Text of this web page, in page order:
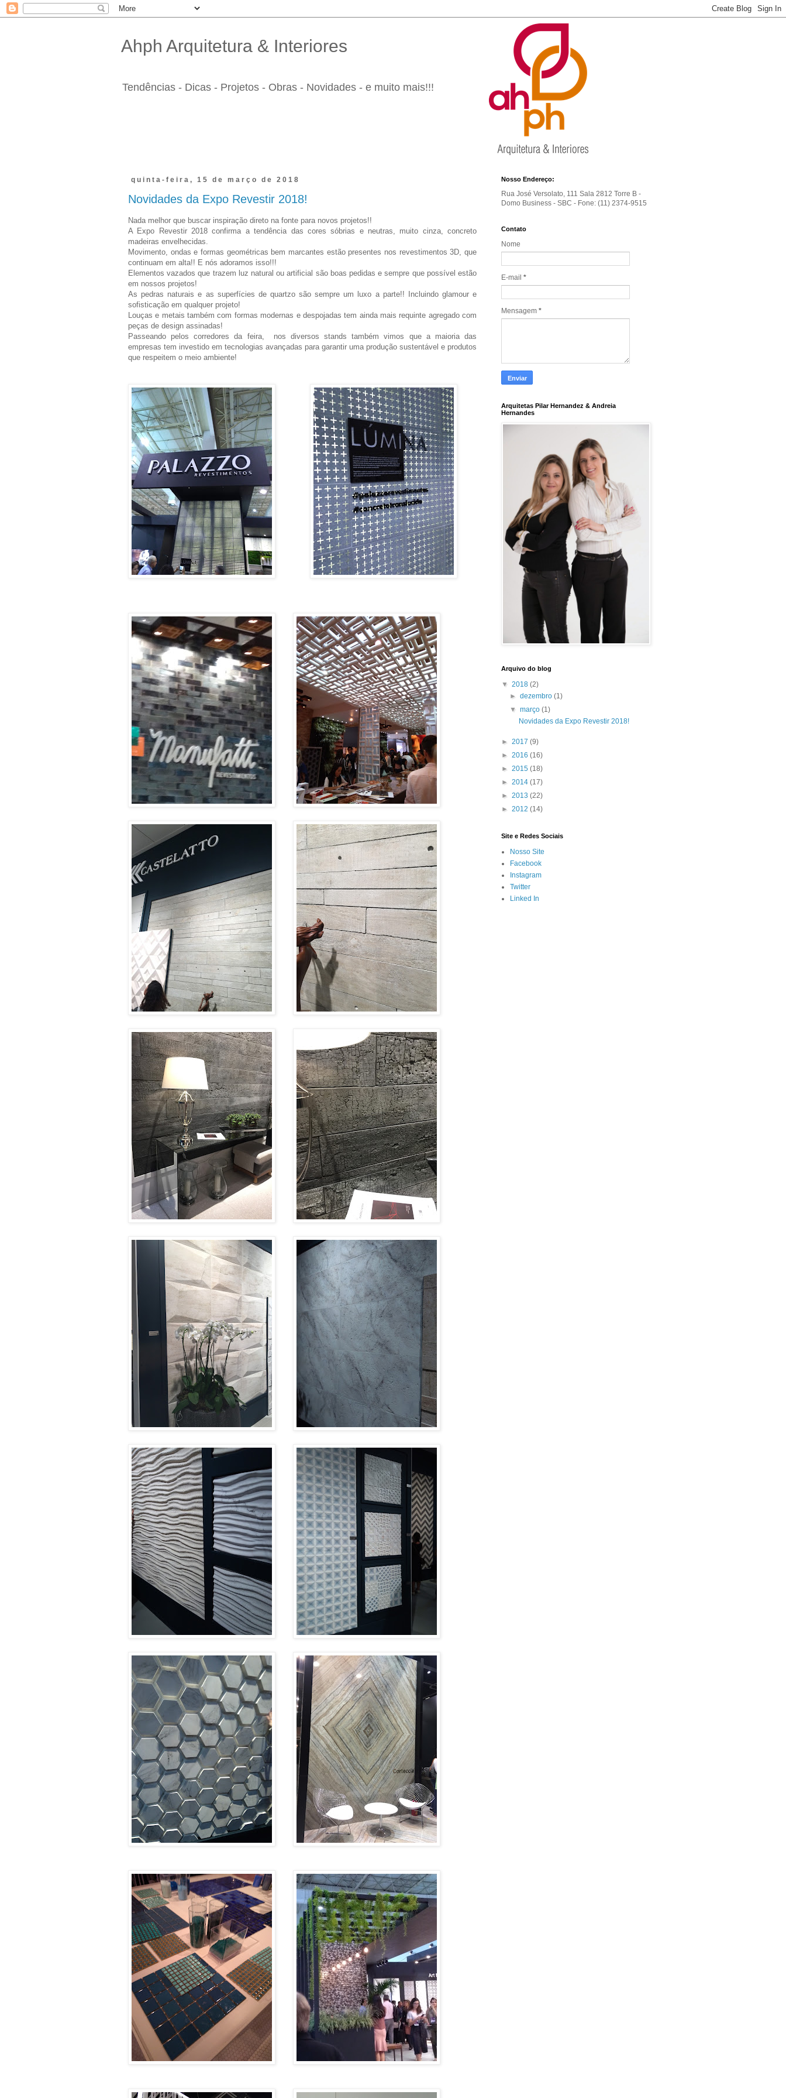
Ahph Arquitetura & Interiores
Tendências - Dicas - Projetos - Obras - Novidades - e muito mais!!!
quinta-feira, 15 de março de 2018
Novidades da Expo Revestir 2018!
Nada melhor que buscar inspiração direto na fonte para novos projetos!!
A Expo Revestir 2018 confirma a tendência das cores sóbrias e neutras, muito cinza, concreto
madeiras envelhecidas.
Movimento, ondas e formas geométricas bem marcantes estão presentes nos revestimentos 3D, que
continuam em alta!! E nós adoramos isso!!!
Elementos vazados que trazem luz natural ou artificial são boas pedidas e sempre que possível estão
em nossos projetos!
As pedras naturais e as superfícies de quartzo são sempre um luxo a parte!! Incluindo glamour e
sofisticação em qualquer projeto!
Louças e metais também com formas modernas e despojadas tem ainda mais requinte agregado com
peças de design assinadas!
Passeando pelos corredores da feira, nos diversos stands também vimos que a maioria das
empresas tem investido em tecnologias avançadas para garantir uma produção sustentável e produtos
que respeitem o meio ambiente!
Nosso Endereço:
Rua José Versolato, 111 Sala 2812 Torre B -
Domo Business - SBC - Fone: (11) 2374-9515
Contato
Nome
E-mail *
Mensagem *
Arquitetas Pilar Hernandez & Andreia
Hernandes
Arquivo do blog
▼ 2018 (2)
►dezembro(1)
▼março(1)
Novidades da Expo Revestir 2018!
► 2017 (9)
► 2016 (16)
► 2015 (18)
► 2014 (17)
► 2013 (22)
► 2012 (14)
Site e Redes Sociais
Nosso Site
Facebook
Instagram
Twitter
Linked In